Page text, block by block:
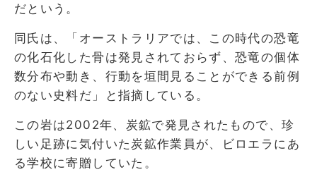
だという。
同氏は、「オーストラリアでは、この時代の恐竜
の化石化した骨は発見されておらず、恐竜の個体
数分布や動き、行動を垣間見ることができる前例
のない史料だ」と指摘している。
この岩は2002年、炭鉱で発見されたもので、珍
しい足跡に気付いた炭鉱作業員が、ビロエラにあ
る学校に寄贈していた。